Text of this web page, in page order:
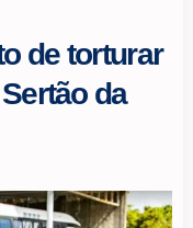
de torturar
da